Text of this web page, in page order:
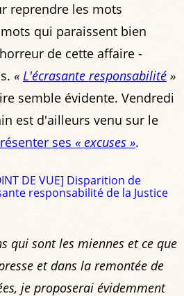
reprendre les mots
qui paraissent bien
de cette affaire -
« L'écrasante responsabilité »
semble évidente. Vendredi
est d'ailleurs venu sur le
ses « excuses ».
DE VUE] Disparition de
responsabilité de la Justice
qui sont les miennes et ce que
et dans la remontée de
je proposerai évidemment